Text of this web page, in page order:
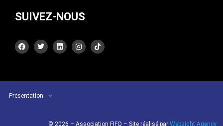
SUIVEZ-NOUS
Présentation
© 2026 – Association FIFO – Site réalisé par Websight Agency